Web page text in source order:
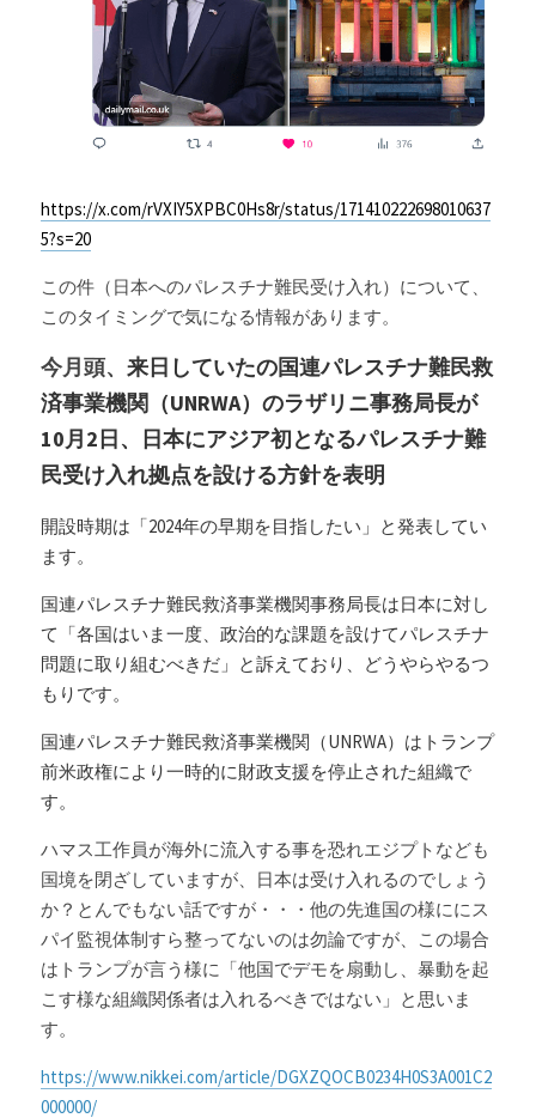
https://x.com/rVXIY5XPBC0Hs8r/status/171410222698010637
5?s=20
この件（日本へのパレスチナ難民受け入れ）について、
このタイミングで気になる情報があります。
今月頭、 来日していたの国連パレスチナ難民救
済事業機関（UNRWA）のラザリニ事務局長が
10月2日、日本にアジア初となるパレスチナ難
民受け入れ拠点を設ける方針を表明
開設時期は「2024年の早期を目指したい」と発表してい
ます。
国連パレスチナ難民救済事業機関事務局長は日本に対し
て「各国はいま一度、政治的な課題を設けてパレスチナ
問題に取り組むべきだ」と訴えており、どうやらやるつ
もりです。
国連パレスチナ難民救済事業機関（UNRWA）はトランプ
前米政権により一時的に財政支援を停止された組織で
す。
ハマス工作員が海外に流入する事を恐れエジプトなども
国境を閉ざしていますが、日本は受け入れるのでしょう
か？とんでもない話ですが・・・他の先進国の様ににス
パイ監視体制すら整ってないのは勿論ですが、この場合
はトランプが言う様に「他国でデモを扇動し、暴動を起
こす様な組織関係者は入れるべきではない」と思いま
す。
https://www.nikkei.com/article/DGXZQOCB0234H0S3A001C2
000000/